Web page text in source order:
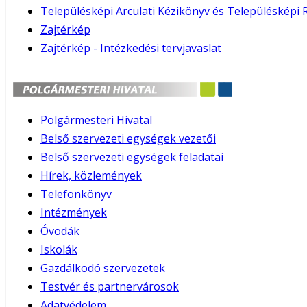
Településképi Arculati Kézikönyv és Településképi
Zajtérkép
Zajtérkép - Intézkedési tervjavaslat
Polgármesteri Hivatal
Belső szervezeti egységek vezetői
Belső szervezeti egységek feladatai
Hírek, közlemények
Telefonkönyv
Intézmények
Óvodák
Iskolák
Gazdálkodó szervezetek
Testvér és partnervárosok